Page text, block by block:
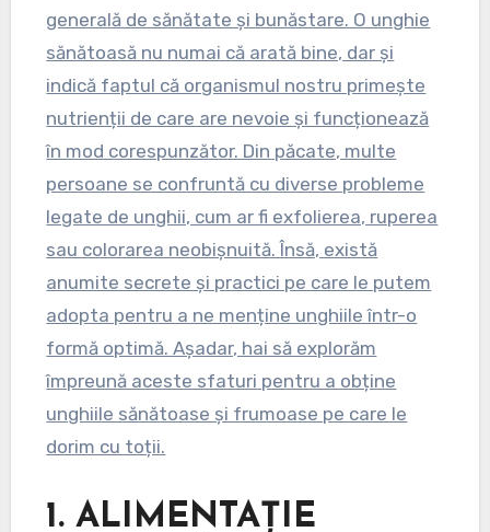
generală de sănătate și bunăstare. O unghie
sănătoasă nu numai că arată bine, dar și
indică faptul că organismul nostru primește
nutrienții de care are nevoie și funcționează
în mod corespunzător. Din păcate, multe
persoane se confruntă cu diverse probleme
legate de unghii, cum ar fi exfolierea, ruperea
sau colorarea neobișnuită. Însă, există
anumite secrete și practici pe care le putem
adopta pentru a ne menține unghiile într-o
formă optimă. Așadar, hai să explorăm
împreună aceste sfaturi pentru a obține
unghiile sănătoase și frumoase pe care le
dorim cu toții.
1.ALIMENTAȚIE